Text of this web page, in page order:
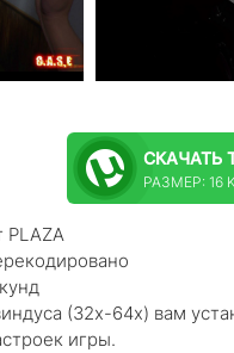
СКАЧАТЬ
РАЗМЕР: 16
PLAZA
(32х-64х) вам
игры.